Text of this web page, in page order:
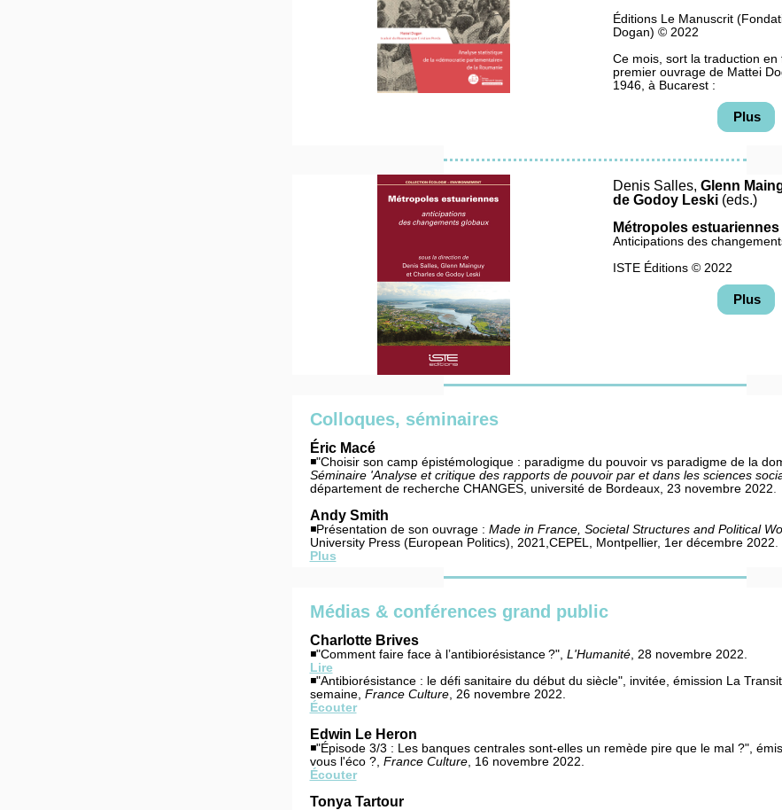
Éditions Le Manuscrit
Dogan) © 2022
Ce mois, sort la traduction en
premier ouvrage de Mattei
1946, à Bucarest :
Plus
Denis Salles, Glenn
de Godoy Leski (eds.)
Métropoles estuariennes
Anticipations des
ISTE Éditions © 2022
Plus
Colloques, séminaires
Éric Macé
◾"Choisir son camp épistémologique : paradigme du pouvoir vs paradigme de la
Séminaire 'Analyse et critique des rapports de pouvoir par et dans les sciences
département de recherche CHANGES, université de Bordeaux, 23 novembre 2022
Andy Smith
◾Présentation de son ouvrage : Made in France, Societal Structures and Political
University Press (European Politics), 2021,CEPEL, Montpellier, 1er décembre 2022
Plus
Médias & conférences grand public
Charlotte Brives
◾"Comment faire face à l’antibiorésistance ?", L'Humanité, 28 novembre 2022.
Lire
◾"Antibiorésistance : le défi sanitaire du début du siècle", invitée, émission La
semaine, France Culture, 26 novembre 2022.
Écouter
Edwin Le Heron
◾"Épisode 3/3 : Les banques centrales sont-elles un remède pire que le mal ?",
vous l'éco ?, France Culture, 16 novembre 2022.
Écouter
Tonya Tartour